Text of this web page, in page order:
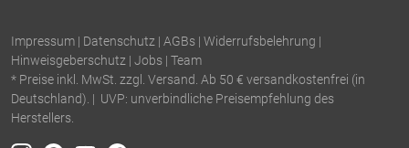
Impressum | Datenschutz | AGBs | Widerrufsbelehrung |
Hinweisgeberschutz | Jobs | Team
* Preise inkl. MwSt. zzgl. Versand. Ab 50 € versandkostenfrei (in
Deutschland). | UVP: unverbindliche Preisempfehlung des
Herstellers.